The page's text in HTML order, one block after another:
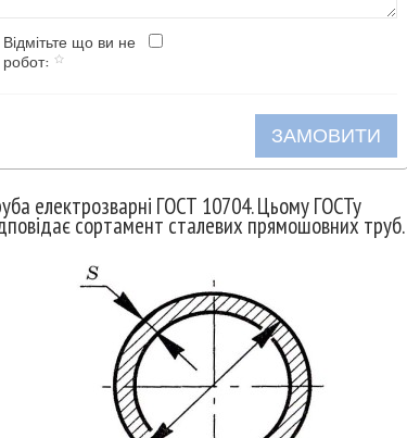
Відмітьте що ви не
робот:
ЗАМОВИТИ
електрозварні ГОСТ 10704. Цьому ГОСТу
сортамент сталевих прямошовних труб.